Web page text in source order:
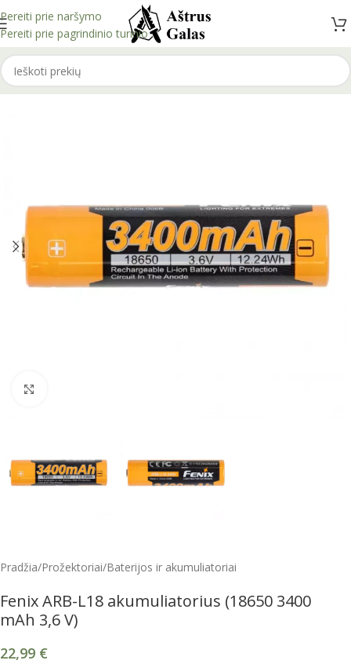
Pereiti prie naršymo
Pereiti prie pagrindinio turinio
Pradžia/Prožektoriai/Baterijos ir akumuliatoriai
Fenix ARB-L18 akumuliatorius (18650 3400
mAh 3,6 V)
22,99 €